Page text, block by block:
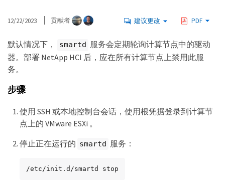
12/22/2023 贡献者 建议更改 PDF
默认情况下， smartd 服务会定期轮询计算节点中的驱动
器。部署 NetApp HCI 后，应在所有计算节点上禁用此服
务。
步骤
使用 SSH 或本地控制台会话，使用根凭据登录到计算节
点上的 VMware ESXi 。
停止正在运行的 smartd 服务：
/etc/init.d/smartd stop